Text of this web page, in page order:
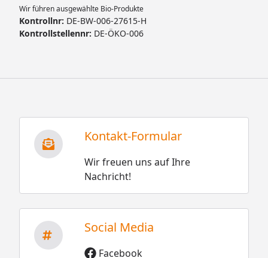
Wir führen ausgewählte Bio-Produkte
Kontrollnr: DE-BW-006-27615-H
Kontrollstellennr: DE-ÖKO-006
Kontakt-Formular
Wir freuen uns auf Ihre
Nachricht!
Social Media
Facebook